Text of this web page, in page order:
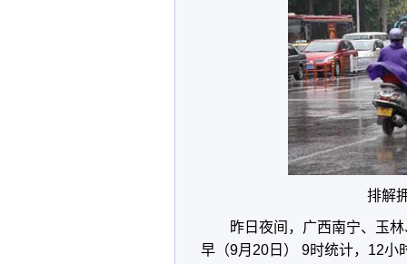
排解
昨日夜间，广西南宁、玉
早（9月20日） 9时统计，12小